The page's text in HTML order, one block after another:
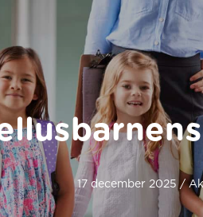
17 december 2025 /